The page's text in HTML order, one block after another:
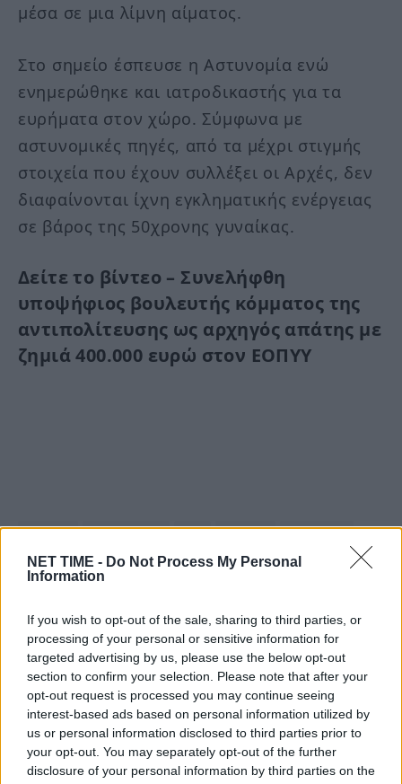
NET TIME - Do Not Process My Personal
Information
If you wish to opt-out of the sale, sharing to third parties, or
processing of your personal or sensitive information for
targeted advertising by us, please use the below opt-out
section to confirm your selection. Please note that after your
opt-out request is processed you may continue seeing
interest-based ads based on personal information utilized by
us or personal information disclosed to third parties prior to
your opt-out. You may separately opt-out of the further
disclosure of your personal information by third parties on the
μέσα σε μια λίμνη αίματος.
Στο σημείο έσπευσε η Αστυνομία ενώ
ενημερώθηκε και ιατροδικαστής για τα
ευρήματα στον χώρο. Σύμφωνα με
αστυνομικές πηγές, από τα μέχρι στιγμής
στοιχεία που έχουν συλλέξει οι Αρχές, δεν
διαφαίνονται ίχνη εγκληματικής ενέργειας
σε βάρος της 50χρονης γυναίκας.
Δείτε το βίντεο – Συνελήφθη
υποψήφιος βουλευτής κόμματος της
αντιπολίτευσης ως αρχηγός απάτης με
ζημιά 400.000 ευρώ στον ΕΟΠΥΥ
άκουσε αστυνομικά για Θρίλερ
Κατερίνη:
Μαθαίνουμε
πεθερά περισσότερα στην
την
Είμαστε και στο Google News:
Ακολουθήστε μας